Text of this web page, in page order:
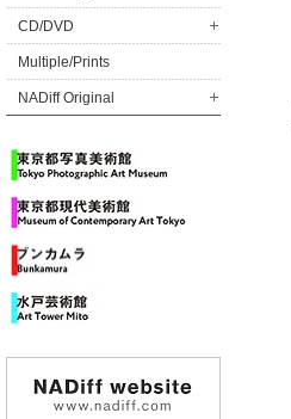
CD/DVD
Multiple/Prints
NADiff Original